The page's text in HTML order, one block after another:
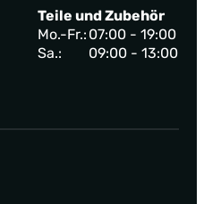
Teile und Zubehör
Mo.-Fr.: 07:00 - 19:00
Sa.:
09:00 - 13:00